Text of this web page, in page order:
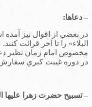
دعاها:
بعضي از اقوال نيز آمده
را تا آخر قرائت كنند.
امام زمان نظير دعاي
دوره غيبت كبري سفارش
تسبیح حضرت زهرا علیها